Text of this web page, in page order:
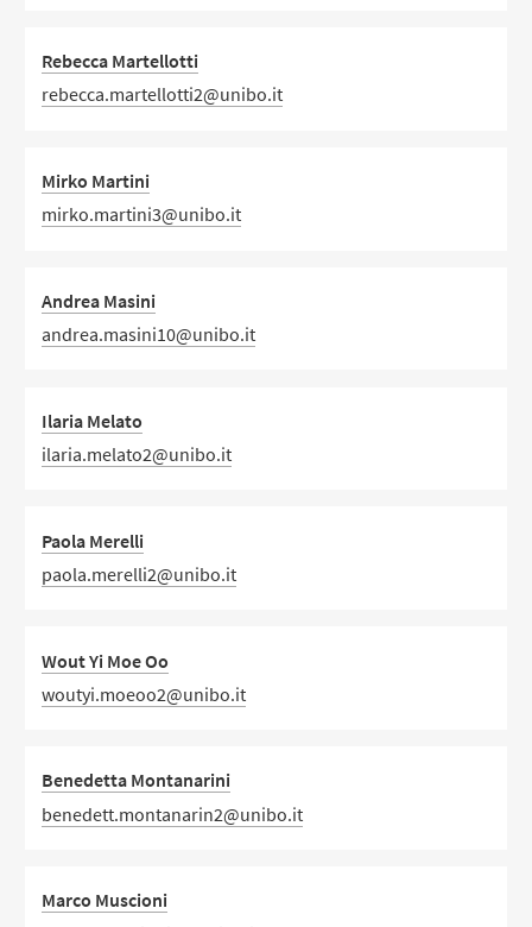
Rebecca Martellotti
rebecca.martellotti2@unibo.it
Mirko Martini
mirko.martini3@unibo.it
Andrea Masini
andrea.masini10@unibo.it
Ilaria Melato
ilaria.melato2@unibo.it
Paola Merelli
paola.merelli2@unibo.it
Wout Yi Moe Oo
woutyi.moeoo2@unibo.it
Benedetta Montanarini
benedett.montanarin2@unibo.it
Marco Muscioni